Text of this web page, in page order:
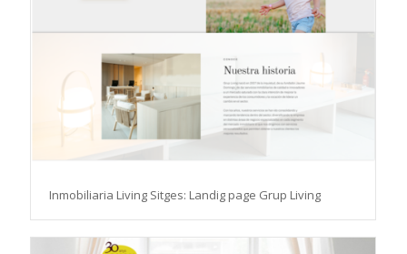
Inmobiliaria Living Sitges: Landig page Grup Living